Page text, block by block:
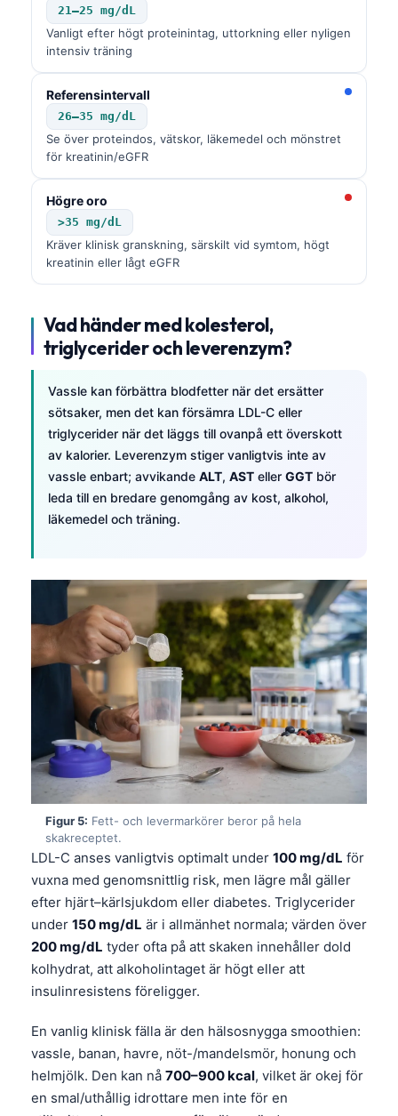
21–25 mg/dL
Vanligt efter högt proteinintag, uttorkning eller nyligen
intensiv träning
Referensintervall
26–35 mg/dL
Se över proteindos, vätskor, läkemedel och mönstret
för kreatinin/eGFR
Högre oro
>35 mg/dL
Kräver klinisk granskning, särskilt vid symtom, högt
kreatinin eller lågt eGFR
Vad händer med kolesterol,
triglycerider och leverenzym?
Vassle kan förbättra blodfetter när det ersätter
sötsaker, men det kan försämra LDL-C eller
triglycerider när det läggs till ovanpå ett överskott
av kalorier. Leverenzym stiger vanligtvis inte av
vassle enbart; avvikande ALT, AST eller GGT bör
leda till en bredare genomgång av kost, alkohol,
läkemedel och träning.
Figur 5: Fett- och levermarkörer beror på hela
skakreceptet.
LDL-C anses vanligtvis optimalt under 100 mg/dL för
vuxna med genomsnittlig risk, men lägre mål gäller
efter hjärt–kärlsjukdom eller diabetes. Triglycerider
under 150 mg/dL är i allmänhet normala; värden över
200 mg/dL tyder ofta på att skaken innehåller dold
kolhydrat, att alkoholintaget är högt eller att
insulinresistens föreligger.
En vanlig klinisk fälla är den hälsosnygga smoothien:
vassle, banan, havre, nöt-/mandelsmör, honung och
helmjölk. Den kan nå 700–900 kcal, vilket är okej för
en smal/uthållig idrottare men inte för en